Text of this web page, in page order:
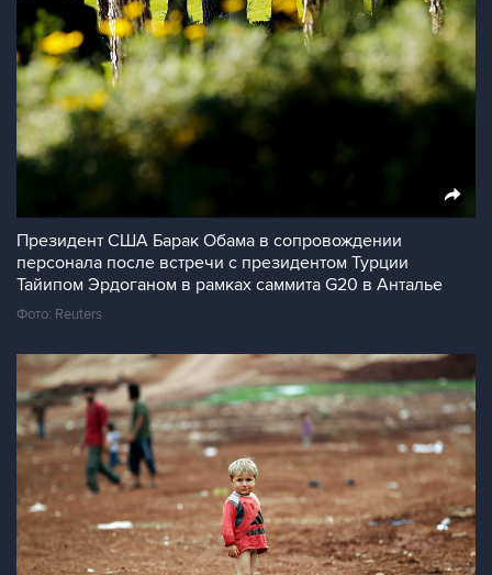
Президент США Барак Обама в сопровождении
персонала после встречи с президентом Турции
Тайипом Эрдоганом в рамках саммита G20 в Анталье
Фото: Reuters